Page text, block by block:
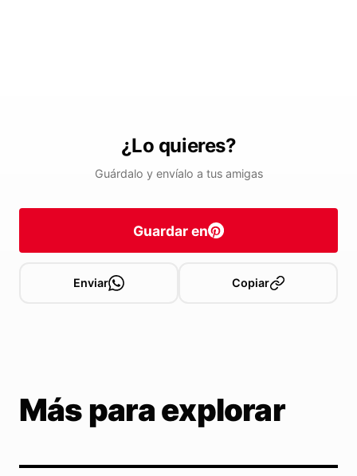
¿Lo quieres?
Guárdalo y envíalo a tus amigas
Guardar en
Enviar Copiar
Más para explorar